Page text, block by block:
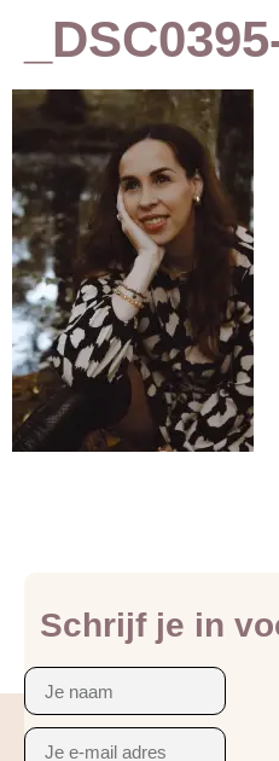
Schrijf je in